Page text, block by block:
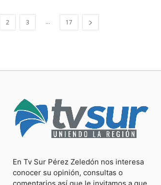
2 3 ... 17
En Tv Sur Pérez Zeledón nos interesa
conocer su opinión, consultas o